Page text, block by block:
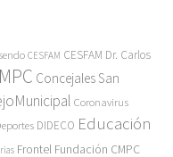
CESFAM CESFAM Dr. Carlos
Concejales San
Coronavirus
DIDECO Educación
Frontel Fundación CMPC